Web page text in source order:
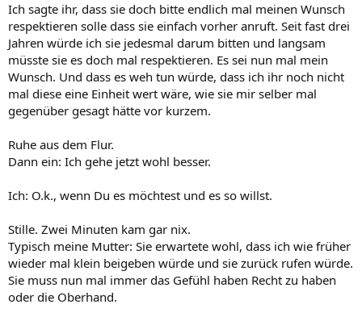
Ich sagte ihr, dass sie doch bitte endlich mal meinen Wunsch
respektieren solle dass sie einfach vorher anruft. Seit fast drei
Jahren würde ich sie jedesmal darum bitten und langsam
müsste sie es doch mal respektieren. Es sei nun mal mein
Wunsch. Und dass es weh tun würde, dass ich ihr noch nicht
mal diese eine Einheit wert wäre, wie sie mir selber mal
gegenüber gesagt hätte vor kurzem.
Ruhe aus dem Flur.
Dann ein: Ich gehe jetzt wohl besser.
Ich: O.k., wenn Du es möchtest und es so willst.
Stille. Zwei Minuten kam gar nix.
Typisch meine Mutter: Sie erwartete wohl, dass ich wie früher
wieder mal klein beigeben würde und sie zurück rufen würde.
Sie muss nun mal immer das Gefühl haben Recht zu haben
oder die Oberhand.